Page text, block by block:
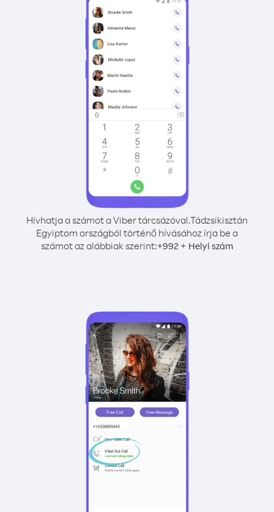
Hívhatja a számot a Viber tárcsázóval.Tádzsikisztán
Egyiptom országból történő hívásához írja be a
számot az alábbiak szerint:+992 + Helyi szám